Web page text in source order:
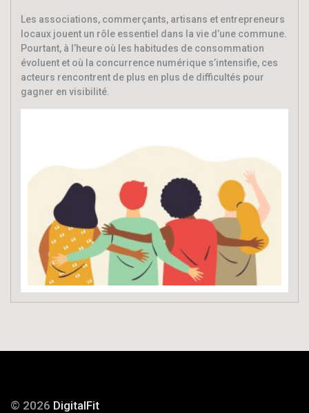
Les associations, commerçants, artisans et entrepreneurs
locaux jouent un rôle essentiel dans la vie d’une commune.
Pourtant, à l’heure où les habitudes de consommation
évoluent et où la concurrence numérique s’intensifie, ces
acteurs rencontrent de plus en plus de difficultés pour
gagner en visibilité.
© 2026 DigitalFit